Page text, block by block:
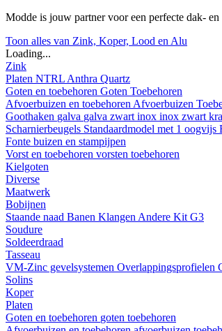
Modde is jouw partner voor een perfecte dak-
Toon alles van Zink, Koper, Lood en Alu
Loading...
Zink
Platen NTRL Anthra Quartz
Goten en toebehoren Goten Toebehoren
Afvoerbuizen en toebehoren Afvoerbuizen
Goothaken galva galva zwart inox inox zwart
Scharnierbeugels Standaardmodel met 1 oogvijs
Fonte buizen en stampijpen
Vorst en toebehoren vorsten toebehoren
Kielgoten
Diverse
Maatwerk
Bobijnen
Staande naad Banen Klangen Andere Kit G3
Soudure
Soldeerdraad
Tasseau
VM-Zinc gevelsystemen Overlappingsprofielen
Solins
Koper
Platen
Goten en toebehoren goten toebehoren